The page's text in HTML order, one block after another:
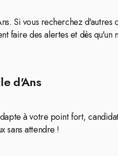
Si vous recherchez
des alertes et dès
d'Ans
à votre point fort,
sans attendre !